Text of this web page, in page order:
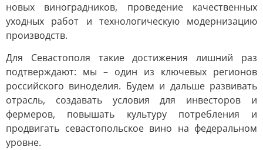
новых виноградников, проведение качественных
уходных работ и технологическую модернизацию
производств.
Для Севастополя такие достижения лишний раз
подтверждают: мы – один из ключевых регионов
российского виноделия. Будем и дальше развивать
отрасль, создавать условия для инвесторов и
фермеров, повышать культуру потребления и
продвигать севастопольское вино на федеральном
уровне.